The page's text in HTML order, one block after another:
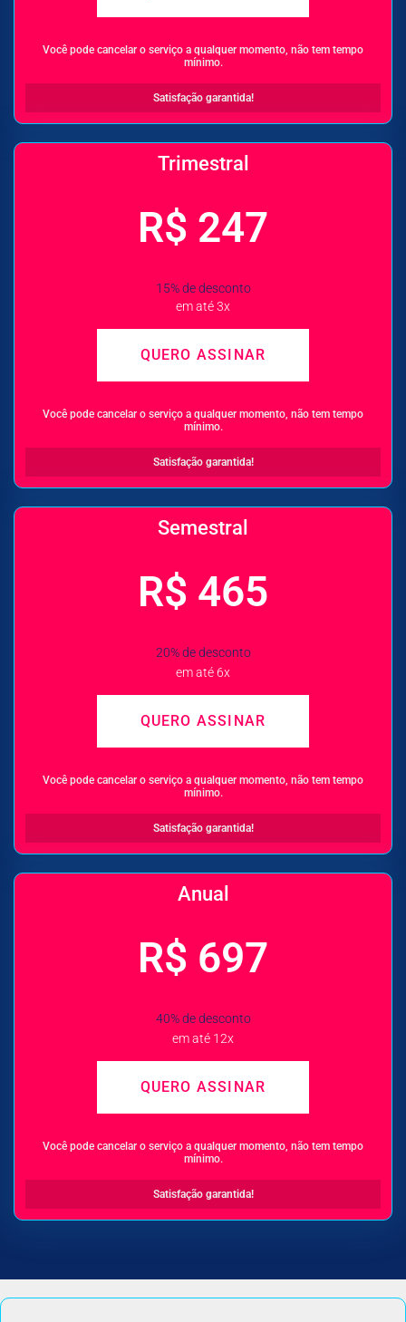
Você pode cancelar o serviço a qualquer momento, não tem tempo
mínimo.
Satisfação garantida!
Trimestral
R$ 247
15% de desconto
em até 3x
QUERO ASSINAR
Você pode cancelar o serviço a qualquer momento, não tem tempo
mínimo.
Satisfação garantida!
Semestral
R$ 465
20% de desconto
em até 6x
QUERO ASSINAR
Você pode cancelar o serviço a qualquer momento, não tem tempo
mínimo.
Satisfação garantida!
Anual
R$ 697
40% de desconto
em até 12x
QUERO ASSINAR
Você pode cancelar o serviço a qualquer momento, não tem tempo
mínimo.
Satisfação garantida!